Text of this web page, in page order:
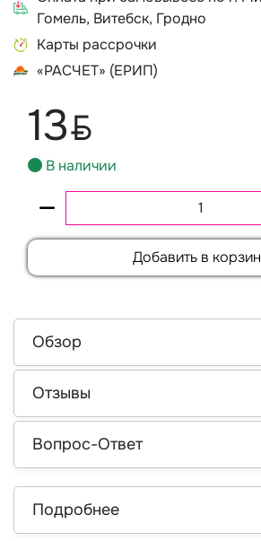
Гомель, Витебск, Гродно
Карты рассрочки
«РАСЧЕТ» (ЕРИП)
13BYN
В наличии
Добавить в
Обзор
Отзывы
Вопрос-Ответ
Подробнее